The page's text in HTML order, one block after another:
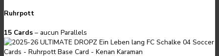
Ruhrpott
15 Cards – aucun Parallels